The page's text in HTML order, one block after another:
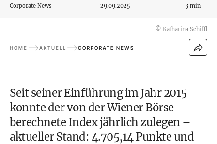
Corporate News 29.09.2025 3 min
© Katharina Schiffl
HOME AKTUELL CORPORATE NEWS
Seit seiner Einführung im Jahr 2015
konnte der von der Wiener Börse
berechnete Index jährlich zulegen –
aktueller Stand: 4.705,14 Punkte und